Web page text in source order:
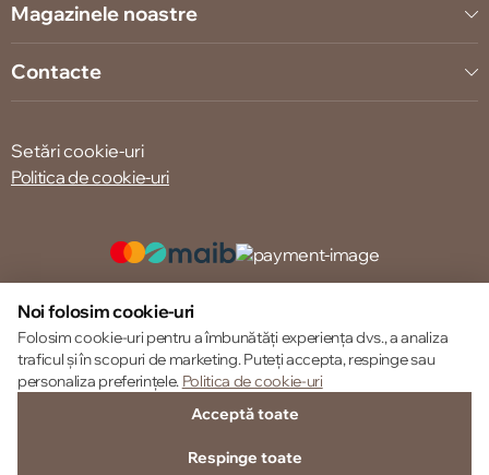
Magazinele noastre
Contacte
Setări cookie-uri
Politica de cookie-uri
© 2013 – 2026 ECOM
Noi folosim cookie-uri
Folosim cookie-uri pentru a îmbunătăți experiența dvs., a analiza
traficul și în scopuri de marketing. Puteți accepta, respinge sau
personaliza preferințele. Politica de cookie-uri
Acceptă toate
Respinge toate